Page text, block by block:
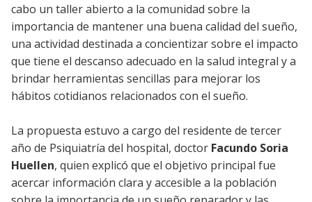
cabo un taller abierto a la comunidad sobre la
importancia de mantener una buena calidad del sueño,
una actividad destinada a concientizar sobre el impacto
que tiene el descanso adecuado en la salud integral y a
brindar herramientas sencillas para mejorar los
hábitos cotidianos relacionados con el sueño.
La propuesta estuvo a cargo del residente de tercer
año de Psiquiatría del hospital, doctor Facundo Soria
Huellen, quien explicó que el objetivo principal fue
acercar información clara y accesible a la población